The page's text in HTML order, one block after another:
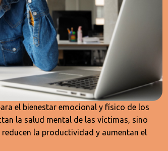
el bienestar emocional y físico de los
la salud mental de las víctimas, sino
la productividad y aumentan el